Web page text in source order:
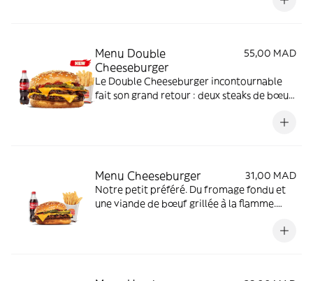
Menu Double
Cheeseburger
55,00 MAD
Le Double Cheeseburger incontournable
fait son grand retour : deux steaks de bœuf
Menu Cheeseburger
31,00 MAD
Notre petit préféré. Du fromage fondu et
une viande de bœuf grillée à la flamme.